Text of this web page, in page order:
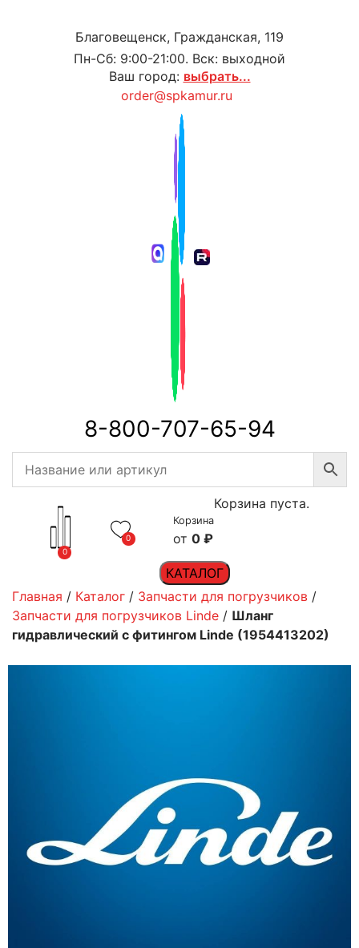
Благовещенск, Гражданская, 119
Пн-Сб: 9:00-21:00. Вск: выходной
Ваш город: выбрать...
order@spkamur.ru
8-800-707-65-94
0
0
Корзина
0 ₽
Корзина пуста.
КАТАЛОГ
Главная / Каталог / Запчасти для погрузчиков /
Запчасти для погрузчиков Linde / Шланг
гидравлический с фитингом Linde (1954413202)